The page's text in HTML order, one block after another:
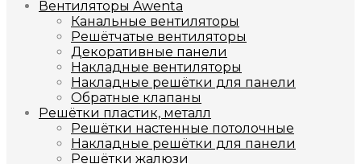
Вентиляторы Awenta
Канальные вентиляторы
Решётчатые вентиляторы
Декоративные панели
Накладные вентиляторы
Накладные решётки для панели
Обратные клапаны
Решётки пластик, металл
Решётки настенные потолочные
Накладные решётки для панели
Решётки жалюзи